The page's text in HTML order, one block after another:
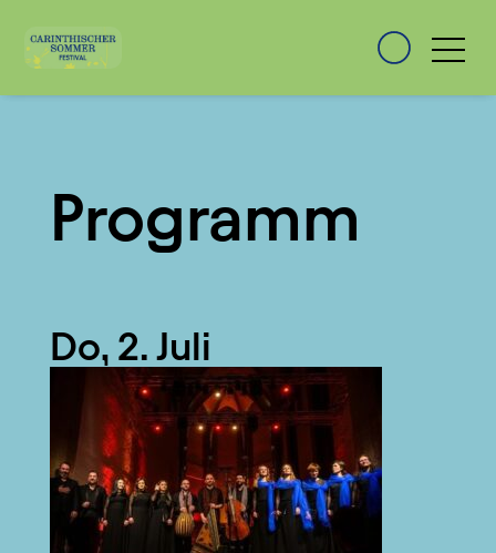
Programm
Do, 2. Juli